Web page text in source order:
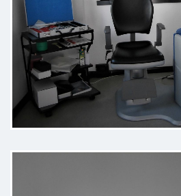
empatico e
Paziente
anni, è sempre